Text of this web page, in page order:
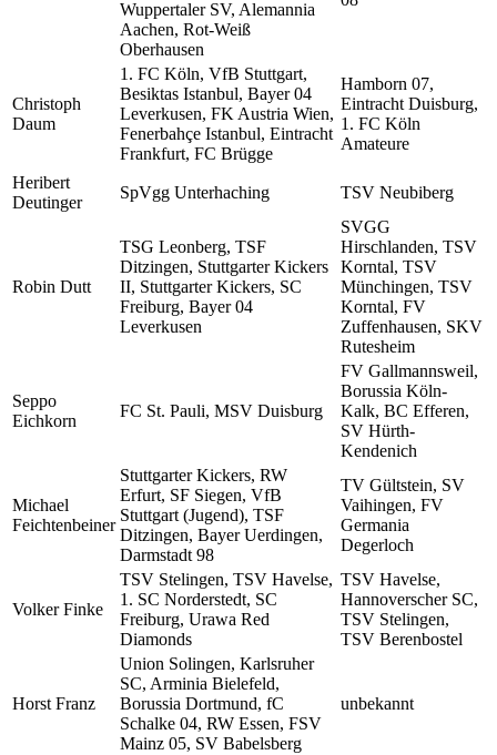
Wuppertaler SV, Alemannia
Aachen, Rot-Weiß
Oberhausen
Christoph
Daum
1. FC Köln, VfB Stuttgart,
Besiktas Istanbul, Bayer 04
Leverkusen, FK Austria Wien,
Fenerbahçe Istanbul, Eintracht
Frankfurt, FC Brügge
Hamborn 07,
Eintracht Duisburg,
1. FC Köln
Amateure
Heribert
Deutinger
SpVgg Unterhaching TSV Neubiberg
Robin Dutt
TSG Leonberg, TSF
Ditzingen, Stuttgarter Kickers
II, Stuttgarter Kickers, SC
Freiburg, Bayer 04
Leverkusen
SVGG
Hirschlanden, TSV
Korntal, TSV
Münchingen, TSV
Korntal, FV
Zuffenhausen, SKV
Rutesheim
Seppo
Eichkorn
FC St. Pauli, MSV Duisburg
FV Gallmannsweil,
Borussia Köln-
Kalk, BC Efferen,
SV Hürth-
Kendenich
Michael
Feichtenbeiner
Stuttgarter Kickers, RW
Erfurt, SF Siegen, VfB
Stuttgart (Jugend), TSF
Ditzingen, Bayer Uerdingen,
Darmstadt 98
TV Gültstein, SV
Vaihingen, FV
Germania
Degerloch
Volker Finke
TSV Stelingen, TSV Havelse,
1. SC Norderstedt, SC
Freiburg, Urawa Red
Diamonds
TSV Havelse,
Hannoverscher SC,
TSV Stelingen,
TSV Berenbostel
Horst Franz
Union Solingen, Karlsruher
SC, Arminia Bielefeld,
Borussia Dortmund, fC
Schalke 04, RW Essen, FSV
Mainz 05, SV Babelsberg
unbekannt